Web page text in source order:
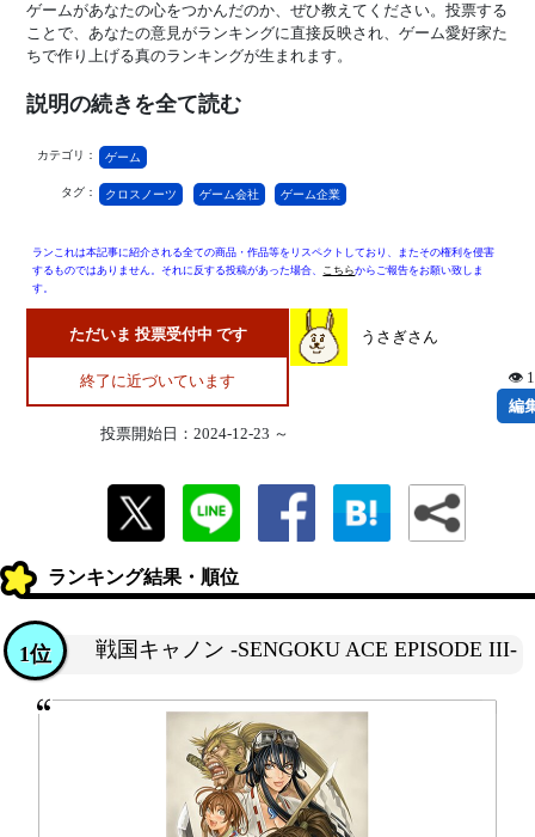
ゲームがあなたの心をつかんだのか、ぜひ教えてください。投票する
ことで、あなたの意見がランキングに直接反映され、ゲーム愛好家た
ちで作り上げる真のランキングが生まれます。
説明の続きを全て読む
カテゴリ： ゲーム
タグ： クロスノーツ ゲーム会社 ゲーム企業
ランこれは本記事に紹介される全ての商品・作品等をリスペクトしており、またその権利を侵害
するものではありません。それに反する投稿があった場合、 こちらからご報告をお願い致しま
す。
ただいま 投票受付中 です
終了に近づいています
投票開始日：2024-12-23 ～
うさぎさん
👁
編
ランキング結果・順位
戦国キャノン -SENGOKU ACE EPISODE III-
1位